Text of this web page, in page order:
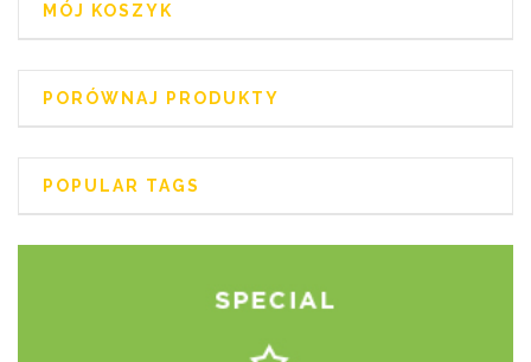
MÓJ KOSZYK
PORÓWNAJ PRODUKTY
POPULAR TAGS